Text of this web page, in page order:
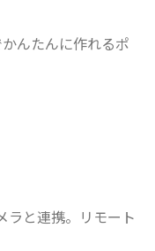
んたんに作れるポ
ラと連携。リモート